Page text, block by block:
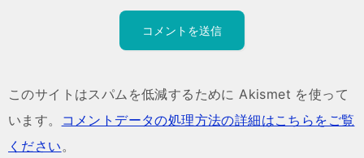
このサイトはスパムを低減するために Akismet を使って
います。
コメントデータの処理方法の詳細はこちらをご覧
ください。